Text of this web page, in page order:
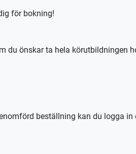
för bokning!
du önskar ta hela körutbildningen
och önskemål.
krävs. Utebliven
Elev alternativt stctabs.se.
beställning kan du logga